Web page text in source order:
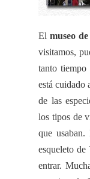
El museo
visitamos,
tanto
está cuidado
de las
los tipos de
que
esqueleto de
entrar.